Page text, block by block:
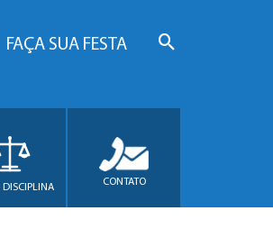
FAÇA SUA FESTA
DISCIPLINA CONTATO